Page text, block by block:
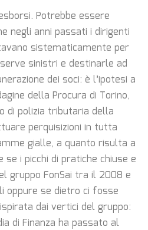
Potrebbe essere
negli anni passati i dirigenti
sistematicamente per
sinistri e destinarle ad
dei soci: è l’ipotesi a
della Procura di Torino,
di polizia tributaria della
perquisizioni in tutta
gialle, a quanto risulta a
i picchi di pratiche chiuse e
gruppo FonSai tra il 2008 e
oppure se dietro ci fosse
dai vertici del gruppo:
di Finanza ha passato al